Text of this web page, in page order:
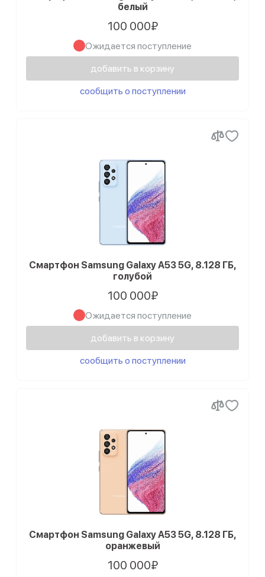
белый
100 000₽
Ожидается поступление
добавить в корзину
сообщить о поступлении
Смартфон Samsung Galaxy A53 5G, 8.128 ГБ,
голубой
100 000₽
Ожидается поступление
добавить в корзину
сообщить о поступлении
Смартфон Samsung Galaxy A53 5G, 8.128 ГБ,
оранжевый
100 000₽